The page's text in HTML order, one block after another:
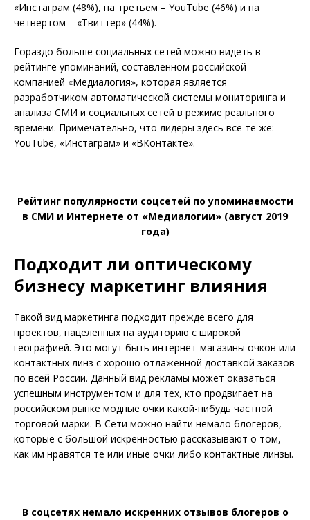
«Инстаграм (48%), на третьем – YouTube (46%) и на
четвертом – «Твиттер» (44%).
Гораздо больше социальных сетей можно видеть в
рейтинге упоминаний, составленном российской
компанией «Медиалогия», которая является
разработчиком автоматической системы мониторинга и
анализа СМИ и социальных сетей в режиме реального
времени. Примечательно, что лидеры здесь все те же:
YouTube, «Инстаграм» и «ВКонтакте».
Рейтинг популярности соцсетей по упоминаемости
в СМИ и Интернете от «Медиалогии» (август 2019
года)
Подходит ли оптическому
бизнесу маркетинг влияния
Такой вид маркетинга подходит прежде всего для
проектов, нацеленных на аудиторию с широкой
географией. Это могут быть интернет-магазины очков или
контактных линз с хорошо отлаженной доставкой заказов
по всей России. Данный вид рекламы может оказаться
успешным инструментом и для тех, кто продвигает на
российском рынке модные очки какой-нибудь частной
торговой марки. В Сети можно найти немало блогеров,
которые с большой искренностью рассказывают о том,
как им нравятся те или иные очки либо контактные линзы.
В соцсетях немало искренних отзывов блогеров о